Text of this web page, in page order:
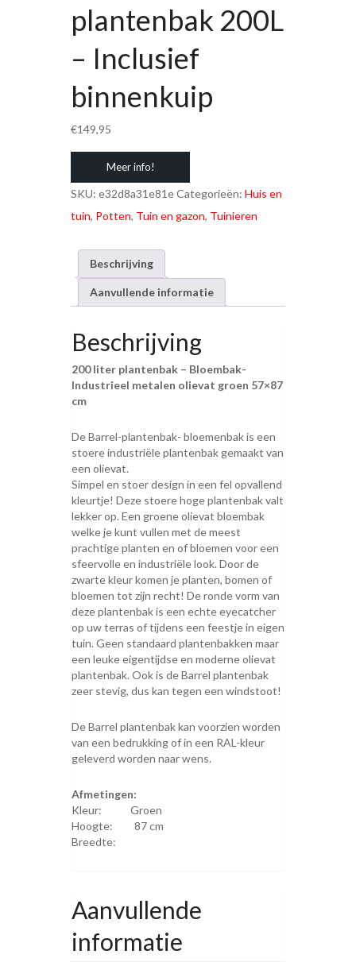
plantenbak 200L
– Inclusief
binnenkuip
€149,95
Meer info!
SKU: e32d8a31e81eCategorieën: Huis en
tuin, Potten, Tuin en gazon, Tuinieren
Beschrijving
Aanvullende informatie
Beschrijving
200 liter plantenbak – Bloembak-
Industrieel metalen olievat groen 57×87
cm
De Barrel-plantenbak- bloemenbak is een
stoere industriële plantenbak gemaakt van
een olievat.
Simpel en stoer design in een fel opvallend
kleurtje! Deze stoere hoge plantenbak valt
lekker op. Een groene olievat bloembak
welke je kunt vullen met de meest
prachtige planten en of bloemen voor een
sfeervolle en industriële look. Door de
zwarte kleur komen je planten, bomen of
bloemen tot zijn recht! De ronde vorm van
deze plantenbak is een echte eyecatcher
op uw terras of tijdens een feestje in eigen
tuin. Geen standaard plantenbakken maar
een leuke eigentijdse en moderne olievat
plantenbak. Ook is de Barrel plantenbak
zeer stevig, dus kan tegen een windstoot!
De Barrel plantenbak kan voorzien worden
van een bedrukking of in een RAL-kleur
geleverd worden naar wens.
Afmetingen:
Kleur: Groen
Hoogte: 87 cm
Breedte:
Aanvullende
informatie